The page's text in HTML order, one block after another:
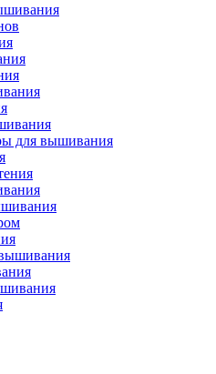
для вышивания